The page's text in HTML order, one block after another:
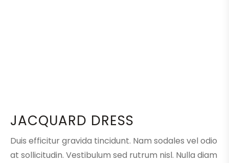
JACQUARD DRESS
Duis efficitur gravida tincidunt. Nam sodales vel odio
at sollicitudin. Vestibulum sed rutrum nisl. Nulla diam